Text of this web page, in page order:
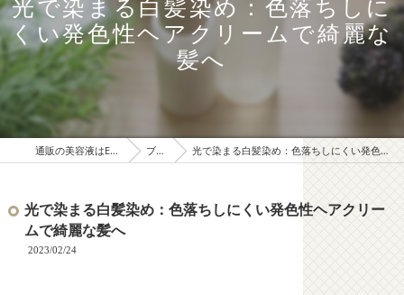
光で染まる白髪染め：色落ちしに
くい発色性ヘアクリームで綺麗な
髪へ
通販の美容液はEmily' s Shop ブログ 光で染まる白髪染め：色落ちしにくい発色性ヘアクリームで綺麗な髪へ
光で染まる白髪染め：色落ちしにくい発色性ヘアクリー
ムで綺麗な髪へ
2023/02/24